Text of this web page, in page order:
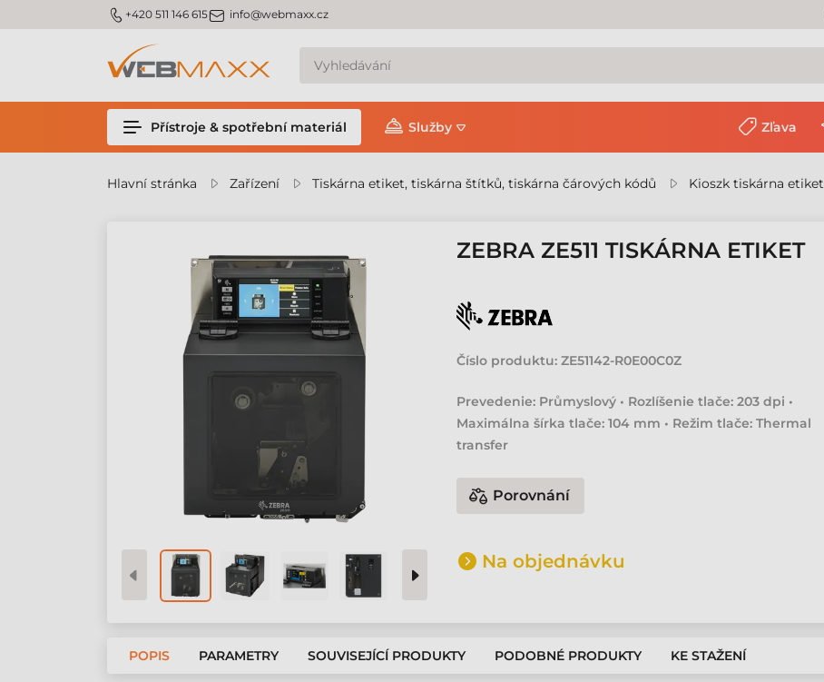
m_phone +420 511 146 615m_email info@webmaxx.cz
Přístroje & spotřební materiál Služby Zľava
Hlavní stránka Zařízení Tiskárna etiket, tiskárna štítků, tiskárna čárových kódů Kioszk tiskárna etiket
ZEBRA ZE511 TISKÁRNA ETIKET
Číslo produktu: ZE51142-R0E00C0Z
Prevedenie: Průmyslový • Rozlíšenie tlače: 203 dpi •
Maximálna šírka tlače: 104 mm • Režim tlače: Thermal
transfer
Porovnání
Na objednávku
POPIS PARAMETRY SOUVISEJÍCÍ PRODUKTY PODOBNÉ PRODUKTY KE STAŽENÍ